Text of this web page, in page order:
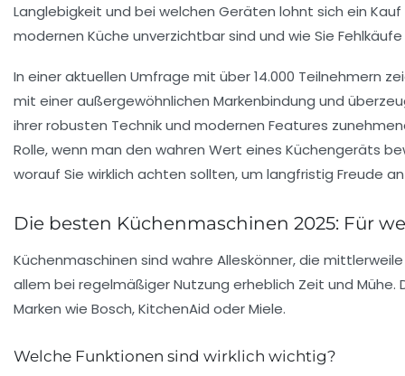
Langlebigkeit und bei welchen Geräten lohnt sich ein
modernen Küche unverzichtbar sind und wie Sie
In einer aktuellen Umfrage mit über 14.000 Teilnehmern
mit einer außergewöhnlichen Markenbindung und
ihrer robusten Technik und modernen Features
Rolle, wenn man den wahren Wert eines Küchengeräts
worauf Sie wirklich achten sollten, um langfristig Freude
Die besten Küchenmaschinen 2025: Für
Küchenmaschinen sind wahre Alleskönner, die
allem bei regelmäßiger Nutzung erheblich Zeit und
Marken wie Bosch, KitchenAid oder Miele.
Welche Funktionen sind wirklich wichtig?